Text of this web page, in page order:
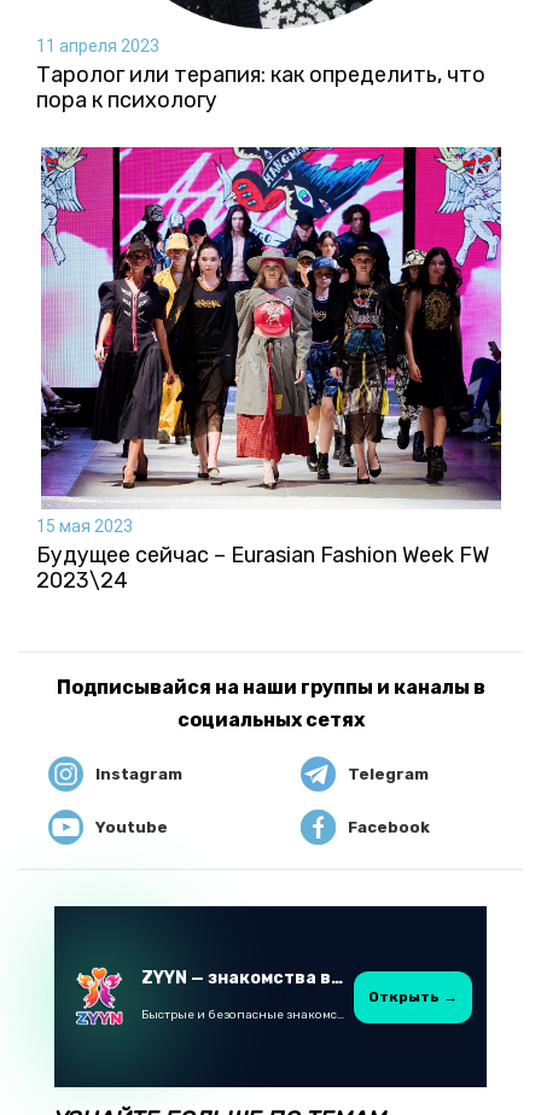
11 апреля 2023
Таролог или терапия: как определить, что
пора к психологу
15 мая 2023
Будущее сейчас – Eurasian Fashion Week FW
2023\24
Подписывайся на наши группы и каналы в
социальных сетях
Instagram Telegram
Youtube Facebook
ZYYN — знакомства в Казахстане
Быстрые и безопасные знакомства в Telegram
Открыть →